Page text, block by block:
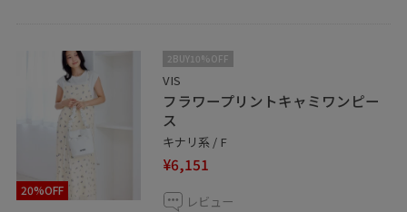
フォロー大歓迎です！！
@_eri330_
LINEで在庫のお問い合わせや商品、
コーディネートのご相談など是非お気軽に
お問い合わせくださいませ。
LINEでアトレ大井町VISスタッフにご相談は
20%OFF
2BUY10%OFF
VIS
フラワープリントキャミワンピー
ス
キナリ系 / F
¥6,151
レビュー